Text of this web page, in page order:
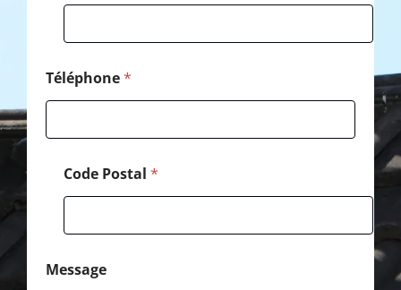
a
Téléphone*
Code Postal *
Message